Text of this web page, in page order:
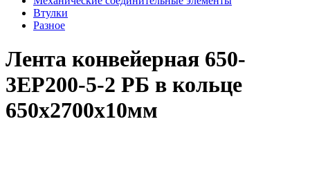
Втулки
Разное
Лента конвейерная 650-
3ЕР200-5-2 РБ в кольце
650х2700х10мм